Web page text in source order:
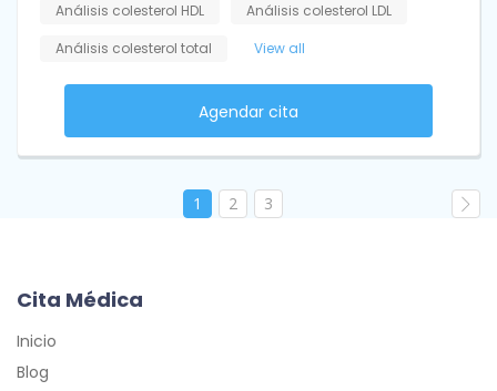
Análisis colesterol HDL
Análisis colesterol LDL
Análisis colesterol total
View all
Agendar cita
1 2 3
Cita Médica
Inicio
Blog